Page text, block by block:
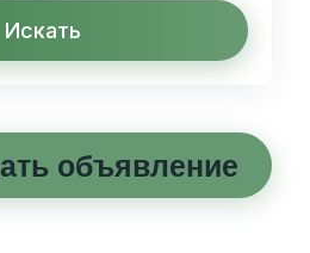
Искать
объявление